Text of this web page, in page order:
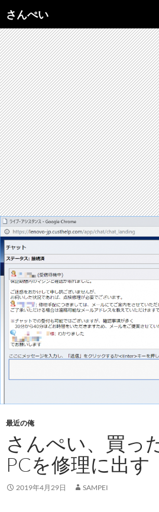
ン
テ
ン
ツ
へ
ス
キ
ッ
プ
さんぺい
最近の俺
さんぺい、買っ
PCを修理に出す
2019年4月29日 SAMPEI